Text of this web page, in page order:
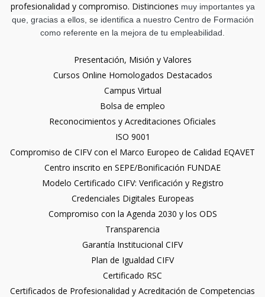
profesionalidad y compromiso. Distinciones muy importantes ya
que, gracias a ellos, se identifica a nuestro Centro de Formación
como referente en la mejora de tu empleabilidad.
Presentación, Misión y Valores
Cursos Online Homologados Destacados
Campus Virtual
Bolsa de empleo
Reconocimientos y Acreditaciones Oficiales
ISO 9001
Compromiso de CIFV con el Marco Europeo de Calidad EQAVET
Centro inscrito en SEPE/Bonificación FUNDAE
Modelo Certificado CIFV: Verificación y Registro
Credenciales Digitales Europeas
Compromiso con la Agenda 2030 y los ODS
Transparencia
Garantía Institucional CIFV
Plan de Igualdad CIFV
Certificado RSC
Certificados de Profesionalidad y Acreditación de Competencias